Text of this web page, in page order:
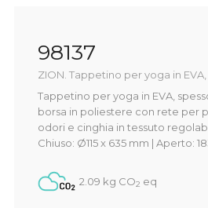
98137
ZION. Tappetino per yoga in
Tappetino per yoga in EVA,
borsa in poliestere con rete per
odori e cinghia in tessuto
Chiuso: Ø115 x 635 mm | Aperto:
2.09 kg CO2 eq